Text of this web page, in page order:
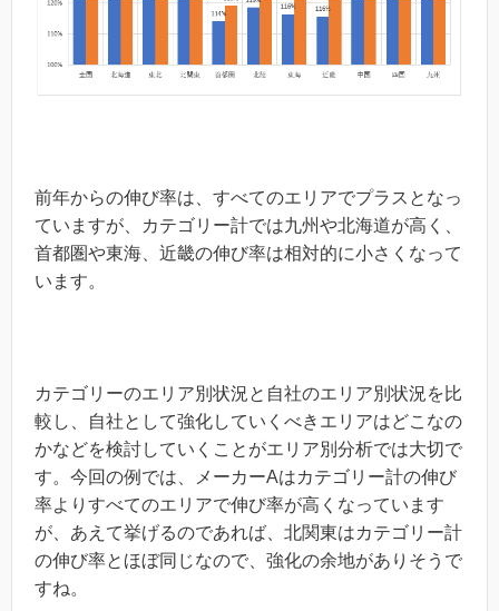
前年からの伸び率は、すべてのエリアでプラスとなっ
ていますが、カテゴリー計では九州や北海道が高く、
首都圏や東海、近畿の伸び率は相対的に小さくなって
います。
カテゴリーのエリア別状況と自社のエリア別状況を比
較し、自社として強化していくべきエリアはどこなの
かなどを検討していくことがエリア別分析では大切で
す。今回の例では、メーカーAはカテゴリー計の伸び
率よりすべてのエリアで伸び率が高くなっています
が、あえて挙げるのであれば、北関東はカテゴリー計
の伸び率とほぼ同じなので、強化の余地がありそうで
すね。